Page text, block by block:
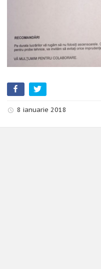
8 ianuarie 2018